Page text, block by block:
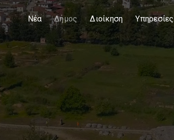
Νέα Δήμος Διοίκηση Υπηρεσίες